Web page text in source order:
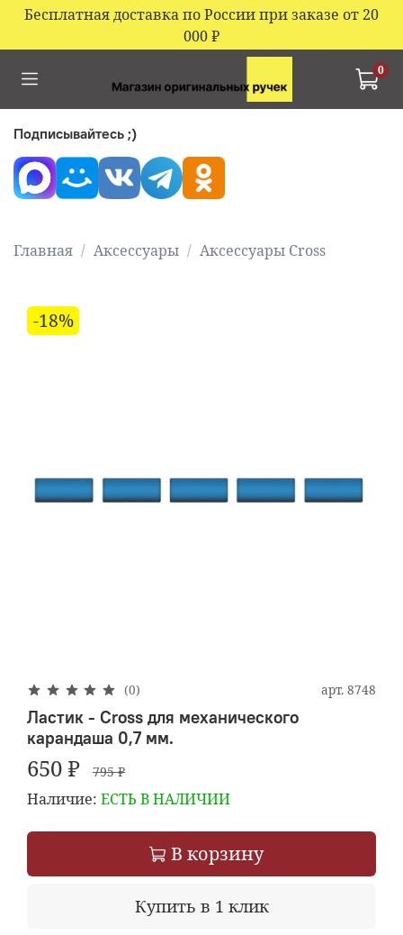
Бесплатная доставка по России при заказе от 20
000₽
0
Главная Аксессуары Аксессуары Cross
-18%
(0) арт. 8748
Ластик - Cross для механического
карандаша 0,7 мм.
650 ₽ 795 ₽
Наличие: ЕСТЬ В НАЛИЧИИ
В корзину
Купить в 1 клик
Подписывайтесь ;)